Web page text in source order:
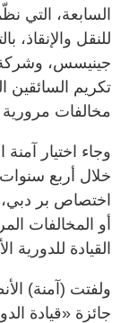
السابعة، التي
للنقل
جينيسس، وشركة
تكريم السائقين
مخالفات
وجاء اختيار
خلال أربع سنوات
اختصاص بر
أو المخالفات
القيادة للدورية
ولفتت (آمنة)
جائزة «قيادة